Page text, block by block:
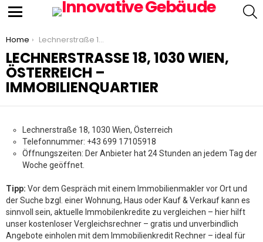
You are here:
Home Lechnerstraße 18, 1030 Wien, Österreich – Immobilienquartier
LECHNERSTRASSE 18, 1030 WIEN, Ö
STERREICH – I
MMOBILIENQUARTIER
Lechnerstraße 18, 1030 Wien, Österreich
Telefonnummer: +43 699 17105918
Öffnungszeiten: Der Anbieter hat 24 Stunden an jedem Tag der
Woche geöffnet.
Tipp: Vor dem Gespräch mit einem Immobilienmakler vor Ort und
der Suche bzgl. einer Wohnung, Haus oder Kauf & Verkauf kann es
sinnvoll sein, aktuelle Immobilenkredite zu vergleichen – hier hilft
unser kostenloser Vergleichsrechner – gratis und unverbindlich
Angebote einholen mit dem Immobilienkredit Rechner – ideal für